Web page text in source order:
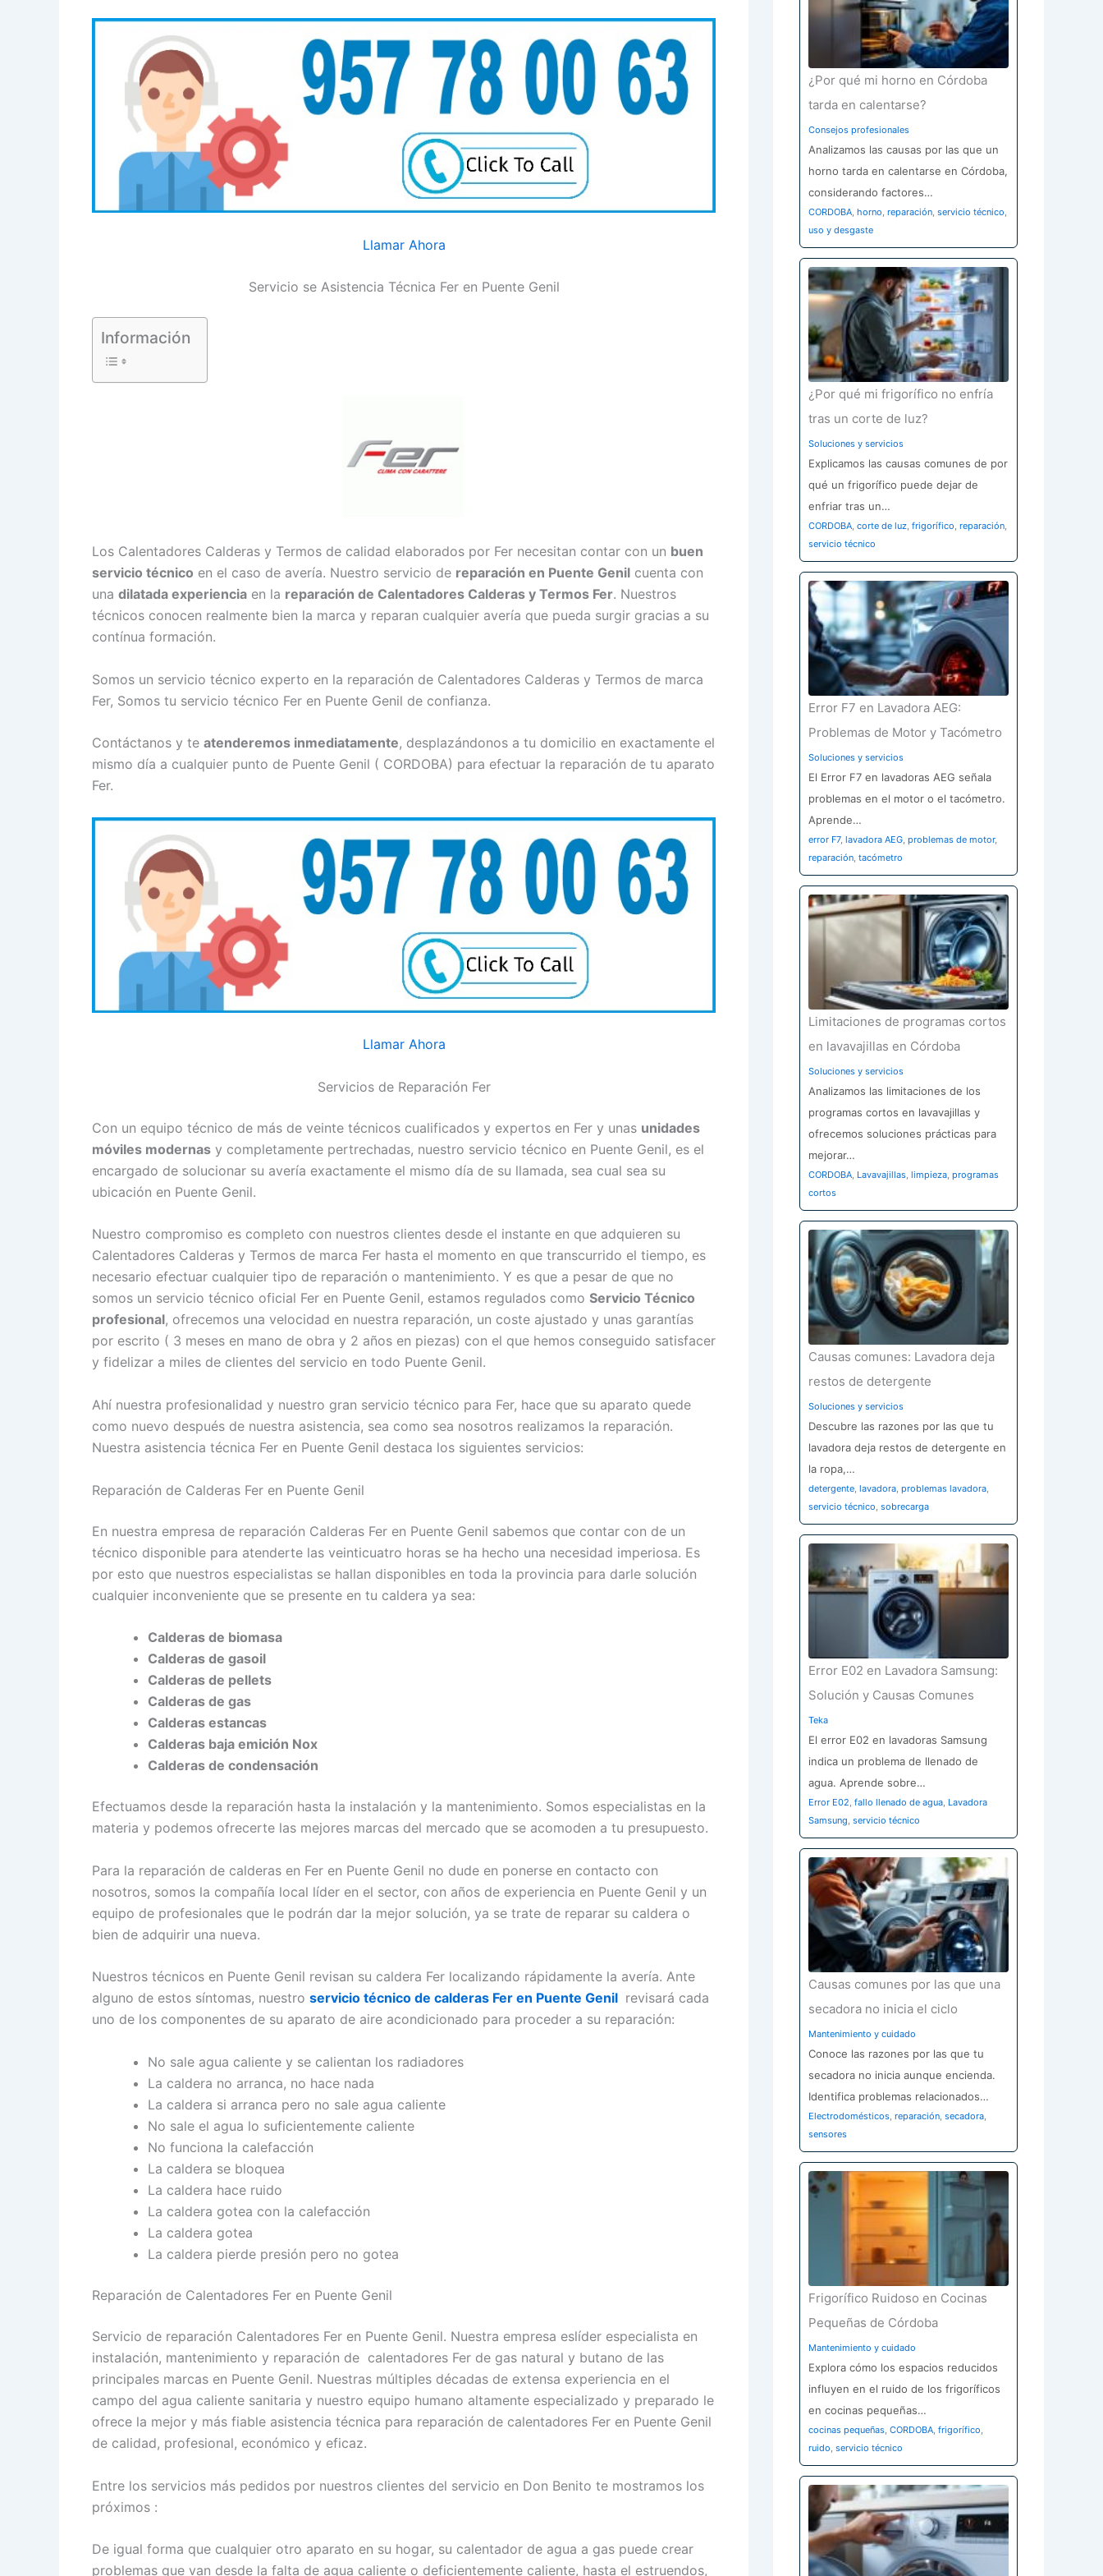
Llamar Ahora
Servicio se Asistencia Técnica Fer en Puente Genil
Información
Los Calentadores Calderas y Termos de calidad elaborados por Fer necesitan contar con un buen
servicio técnico en el caso de avería. Nuestro servicio de reparación en Puente Genil cuenta con
una dilatada experiencia en la reparación de Calentadores Calderas y Termos Fer. Nuestros
técnicos conocen realmente bien la marca y reparan cualquier avería que pueda surgir gracias a su
contínua formación.
Somos un servicio técnico experto en la reparación de Calentadores Calderas y Termos de marca
Fer, Somos tu servicio técnico Fer en Puente Genil de confianza.
Contáctanos y te atenderemos inmediatamente, desplazándonos a tu domicilio en exactamente el
mismo día a cualquier punto de Puente Genil ( CORDOBA) para efectuar la reparación de tu aparato
Fer.
Llamar Ahora
Servicios de Reparación Fer
Con un equipo técnico de más de veinte técnicos cualificados y expertos en Fer y unas unidades
móviles modernas y completamente pertrechadas, nuestro servicio técnico en Puente Genil, es el
encargado de solucionar su avería exactamente el mismo día de su llamada, sea cual sea su
ubicación en Puente Genil.
Nuestro compromiso es completo con nuestros clientes desde el instante en que adquieren su
Calentadores Calderas y Termos de marca Fer hasta el momento en que transcurrido el tiempo, es
necesario efectuar cualquier tipo de reparación o mantenimiento. Y es que a pesar de que no
somos un servicio técnico oficial Fer en Puente Genil, estamos regulados como Servicio Técnico
profesional, ofrecemos una velocidad en nuestra reparación, un coste ajustado y unas garantías
por escrito ( 3 meses en mano de obra y 2 años en piezas) con el que hemos conseguido satisfacer
y fidelizar a miles de clientes del servicio en todo Puente Genil.
Ahí nuestra profesionalidad y nuestro gran servicio técnico para Fer, hace que su aparato quede
como nuevo después de nuestra asistencia, sea como sea nosotros realizamos la reparación.
Nuestra asistencia técnica Fer en Puente Genil destaca los siguientes servicios:
Reparación de Calderas Fer en Puente Genil
En nuestra empresa de reparación Calderas Fer en Puente Genil sabemos que contar con de un
técnico disponible para atenderte las veinticuatro horas se ha hecho una necesidad imperiosa. Es
por esto que nuestros especialistas se hallan disponibles en toda la provincia para darle solución
cualquier inconveniente que se presente en tu caldera ya sea:
Calderas de biomasa
Calderas de gasoil
Calderas de pellets
Calderas de gas
Calderas estancas
Calderas baja emición Nox
Calderas de condensación
Efectuamos desde la reparación hasta la instalación y la mantenimiento. Somos especialistas en la
materia y podemos ofrecerte las mejores marcas del mercado que se acomoden a tu presupuesto.
Para la reparación de calderas en Fer en Puente Genil no dude en ponerse en contacto con
nosotros, somos la compañía local líder en el sector, con años de experiencia en Puente Genil y un
equipo de profesionales que le podrán dar la mejor solución, ya se trate de reparar su caldera o
bien de adquirir una nueva.
Nuestros técnicos en Puente Genil revisan su caldera Fer localizando rápidamente la avería. Ante
alguno de estos síntomas, nuestro servicio técnico de calderas Fer en Puente Genil revisará cada
uno de los componentes de su aparato de aire acondicionado para proceder a su reparación:
No sale agua caliente y se calientan los radiadores
La caldera no arranca, no hace nada
La caldera si arranca pero no sale agua caliente
No sale el agua lo suficientemente caliente
No funciona la calefacción
La caldera se bloquea
La caldera hace ruido
La caldera gotea con la calefacción
La caldera gotea
La caldera pierde presión pero no gotea
Reparación de Calentadores Fer en Puente Genil
Servicio de reparación Calentadores Fer en Puente Genil. Nuestra empresa eslíder especialista en
instalación, mantenimiento y reparación de calentadores Fer de gas natural y butano de las
principales marcas en Puente Genil. Nuestras múltiples décadas de extensa experiencia en el
campo del agua caliente sanitaria y nuestro equipo humano altamente especializado y preparado le
ofrece la mejor y más fiable asistencia técnica para reparación de calentadores Fer en Puente Genil
de calidad, profesional, económico y eficaz.
Entre los servicios más pedidos por nuestros clientes del servicio en Don Benito te mostramos los
próximos :
De igual forma que cualquier otro aparato en su hogar, su calentador de agua a gas puede crear
problemas que van desde la falta de agua caliente o deficientemente caliente, hasta el estruendos,
¿Por qué mi horno en Córdoba
tarda en calentarse?
Consejos profesionales
Analizamos las causas por las que un
horno tarda en calentarse en Córdoba,
considerando factores…
CORDOBA, horno, reparación, servicio técnico,
uso y desgaste
¿Por qué mi frigorífico no enfría
tras un corte de luz?
Soluciones y servicios
Explicamos las causas comunes de por
qué un frigorífico puede dejar de
enfriar tras un…
CORDOBA, corte de luz, frigorífico, reparación,
servicio técnico
Error F7 en Lavadora AEG:
Problemas de Motor y Tacómetro
Soluciones y servicios
El Error F7 en lavadoras AEG señala
problemas en el motor o el tacómetro.
Aprende…
error F7, lavadora AEG, problemas de motor,
reparación, tacómetro
Limitaciones de programas cortos
en lavavajillas en Córdoba
Soluciones y servicios
Analizamos las limitaciones de los
programas cortos en lavavajillas y
ofrecemos soluciones prácticas para
mejorar…
CORDOBA, Lavavajillas, limpieza, programas
cortos
Causas comunes: Lavadora deja
restos de detergente
Soluciones y servicios
Descubre las razones por las que tu
lavadora deja restos de detergente en
la ropa,…
detergente, lavadora, problemas lavadora,
servicio técnico, sobrecarga
Error E02 en Lavadora Samsung:
Solución y Causas Comunes
Teka
El error E02 en lavadoras Samsung
indica un problema de llenado de
agua. Aprende sobre…
Error E02, fallo llenado de agua, Lavadora
Samsung, servicio técnico
Causas comunes por las que una
secadora no inicia el ciclo
Mantenimiento y cuidado
Conoce las razones por las que tu
secadora no inicia aunque encienda.
Identifica problemas relacionados…
Electrodomésticos, reparación, secadora,
sensores
Frigorífico Ruidoso en Cocinas
Pequeñas de Córdoba
Mantenimiento y cuidado
Explora cómo los espacios reducidos
influyen en el ruido de los frigoríficos
en cocinas pequeñas…
cocinas pequeñas, CORDOBA, frigorífico,
ruido, servicio técnico